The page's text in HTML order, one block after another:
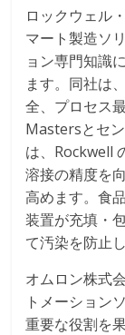
ロックウェル
マート製造ソ
ョン専門知識
ます。同社は
全、プロセス
Mastersとセ
は、Rockwell
溶接の精度を
高めます。食
装置が充填・
て汚染を防止し
オムロン株式
トメーション
重要な役割を